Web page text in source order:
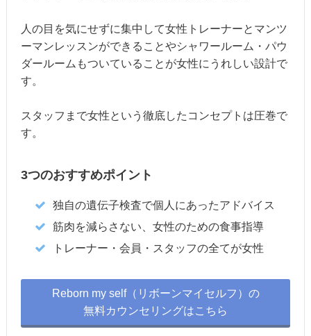
人の目を気にせずに集中して女性トレーナーとマンツ
ーマンレッスンができることやシャワールーム・パウ
ダールームもついていることが女性にうれしい設計で
す。
スタッフまで女性という徹底したコンセプトは圧巻で
す。
3つのおすすめポイント
独自の遺伝子検査で個人にあったアドバイス
筋肉を減らさない、女性のための食事指導
トレーナー・会員・スタッフの全てが女性
Reborn my self（リボーンマイセルフ）の
無料カウンセリングはこちら